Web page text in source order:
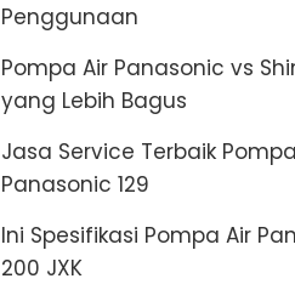
Penggunaan
Pompa Air Panasonic vs
yang Lebih Bagus
Jasa Service Terbaik
Panasonic 129
Ini Spesifikasi Pompa Air
200 JXK